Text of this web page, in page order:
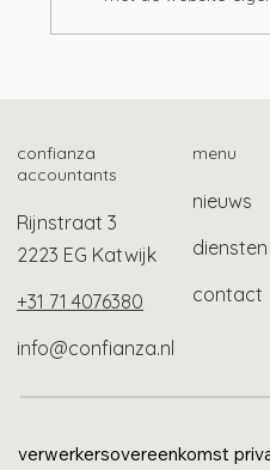
confianza
accountants
Rijnstraat 3
2223 EG Katwijk
+31 71 4076380
info@confianza.nl
menu
nieuws
diensten
contact
verwerkersovereenkomst